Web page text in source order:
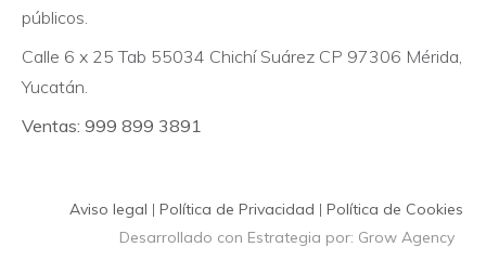
públicos.
Calle 6 x 25 Tab 55034 Chichí Suárez CP 97306 Mérida,
Yucatán.
Ventas: 999 899 3891
Aviso legal | Política de Privacidad | Política de Cookies
Desarrollado con Estrategia por: Grow Agency